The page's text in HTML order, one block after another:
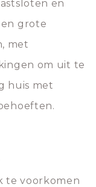
en
grote
met
om uit te
huis met
te voorkomen